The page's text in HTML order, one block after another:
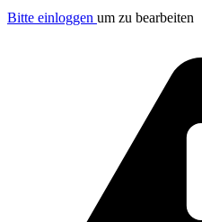
Bitte einloggen um zu bearbeiten